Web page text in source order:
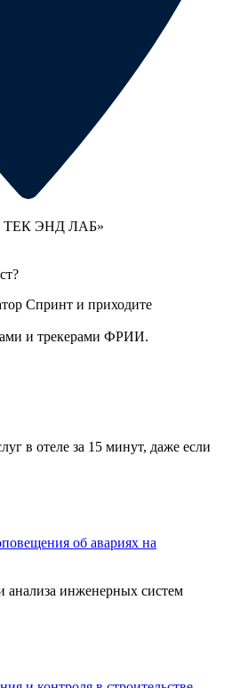
ЭНД ЛАБ»
Спринт и приходите
и трекерами ФРИИ.
в отеле за 15 минут, даже если
об авариях на
анализа инженерных систем